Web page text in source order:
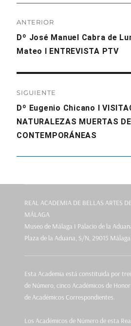
de
entradas
ANTERIOR
Entrada
anterior:
Dº José Manuel Cabra de
Mateo I ENTREVISTA PTV
SIGUIENTE
Entrada
siguiente:
Dº Eugenio Chicano I
NATURALEZAS MUERTAS
CONTEMPORÁNEAS
REAL ACADEMIA DE BELLAS ARTES
MÁLAGA
Museo de Málaga I Palacio de la
Plaza de la Aduana, S/N, 29015 Málaga
Esta Academia está constituida por
de Número, cinco Académicos de
de Académicos Correspondientes.
Los Académicos de Número de esta